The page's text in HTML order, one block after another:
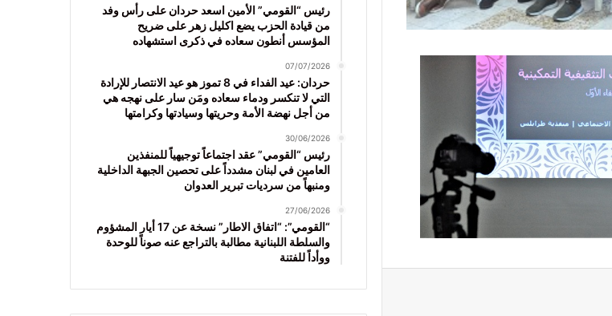
رئيس “القومي” الأمين اسعد حردان على رأس وفد
من قيادة الحزب يضع اكليل زهر على ضريح
المؤسس أنطون سعاده في ذكرى استشهاده
07/07/2026
حردان: عيد الفداء في 8 تموز هو عيد الانتصار للإرادة
التي لا تنكسر ودماء سعاده ومَن سار على نهجه هي
من أجل نهضة الأمة وحريتها وسيادتها وكرامتها
30/06/2026
رئيس “القومي” عقد اجتماعاً توجيهياً للمنفذين
العامين في لبنان مشدداً على تحصين الجبهة الداخلية
ومنبهاً من سرديات تبرير العدوان
27/06/2026
“القومي”: “اتفاق الاطار” نسخة عن 17 أيار المشؤوم
والسلطة اللبنانية مطالبة بالتراجع عنه صوناً للوحدة
ووأداً للفتنة